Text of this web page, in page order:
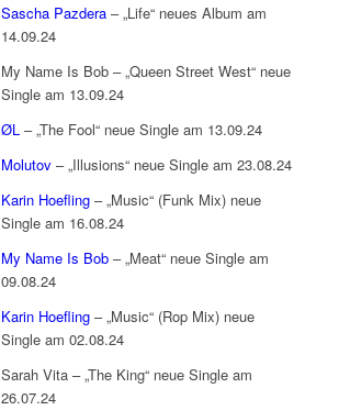
Sascha Pazdera – „Life“ neues Album am
14.09.24
My Name Is Bob – „Queen Street West“ neue
Single am 13.09.24
ØL – „The Fool“ neue Single am 13.09.24
Molutov – „Illusions“ neue Single am 23.08.24
Karin Hoefling – „Music“ (Funk Mix) neue
Single am 16.08.24
My Name Is Bob – „Meat“ neue Single am
09.08.24
Karin Hoefling – „Music“ (Rop Mix) neue
Single am 02.08.24
Sarah Vita – „The King“ neue Single am
26.07.24